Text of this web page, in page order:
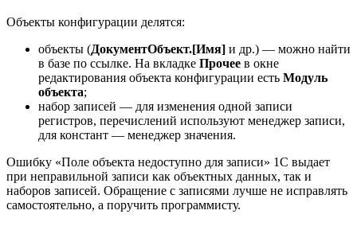
Объекты конфигурации делятся:
объекты (ДокументОбъект.[Имя] и др.) — можно найти
в базе по ссылке. На вкладке Прочее в окне
редактирования объекта конфигурации есть Модуль
объекта;
набор записей — для изменения одной записи
регистров, перечислений используют менеджер записи,
для констант — менеджер значения.
Ошибку «Поле объекта недоступно для записи» 1С выдает
при неправильной записи как объектных данных, так и
наборов записей. Обращение с записями лучше не исправлять
самостоятельно, а поручить программисту.